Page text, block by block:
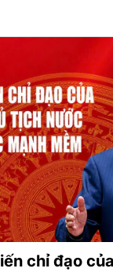
chỉ đạo